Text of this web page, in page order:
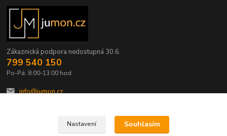
Zákaznická podpora nedostupná 30.6.
799 540 150
Po-Pá: 8:00-13:00 hod.
info@jumon.cz
Nastavení Souhlasím